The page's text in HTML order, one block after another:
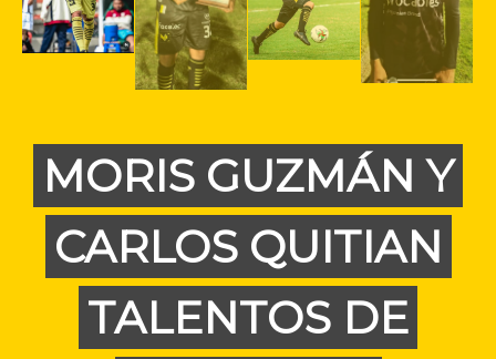
MORIS GUZMÁN Y
CARLOS QUITIAN
TALENTOS DE